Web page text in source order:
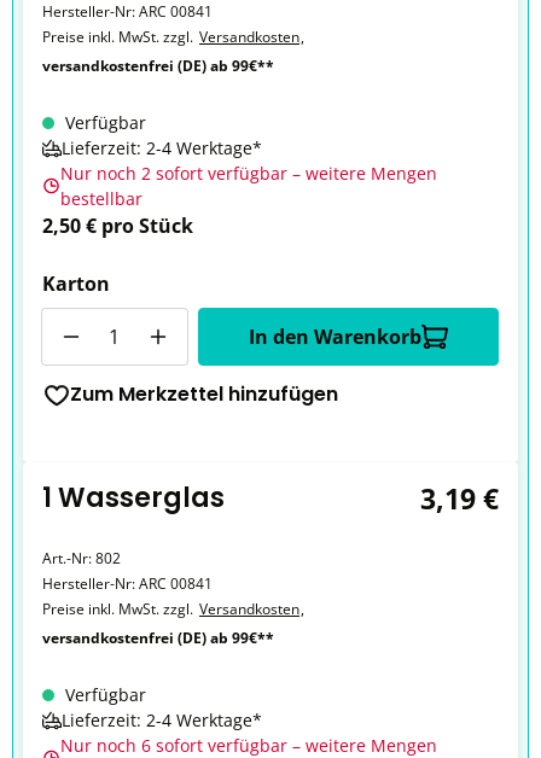
Hersteller-Nr:ARC 00841
Preise inkl. MwSt. zzgl. Versandkosten,
versandkostenfrei (DE) ab 99€**
Verfügbar
Lieferzeit: 2-4 Werktage*
Nur noch 2 sofort verfügbar – weitere Mengen
bestellbar
2,50 € pro Stück
Karton
In den Warenkorb
Zum Merkzettel hinzufügen
1 Wasserglas 3,19 €
Art.-Nr:802
Hersteller-Nr:ARC 00841
Preise inkl. MwSt. zzgl. Versandkosten,
versandkostenfrei (DE) ab 99€**
Verfügbar
Lieferzeit: 2-4 Werktage*
Nur noch 6 sofort verfügbar – weitere Mengen